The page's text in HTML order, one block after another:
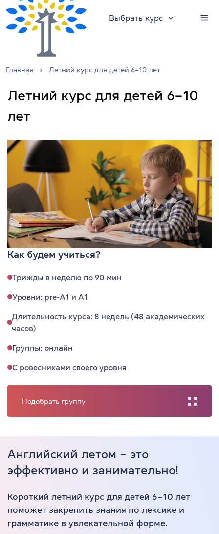
Выбрать курс
Главная Летний курс для детей 6–10 лет
Летний курс для детей 6–10
лет
Как будем учиться?
Трижды в неделю по 90 мин
Уровни: pre-A1 и А1
Длительность курса: 8 недель (48 академических
часов)
Группы: онлайн
С ровесниками своего уровня
Подобрать группу
Английский летом – это
эффективно и занимательно!
Короткий летний курс для детей 6–10 лет
поможет закрепить знания по лексике и
грамматике в увлекательной форме.